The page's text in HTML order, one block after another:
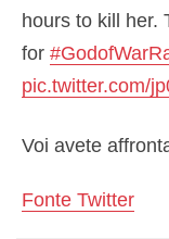
hours to kill her.
for
pic.twitter.com/
— MissMikkaa
Voi avete
Fonte Twitter